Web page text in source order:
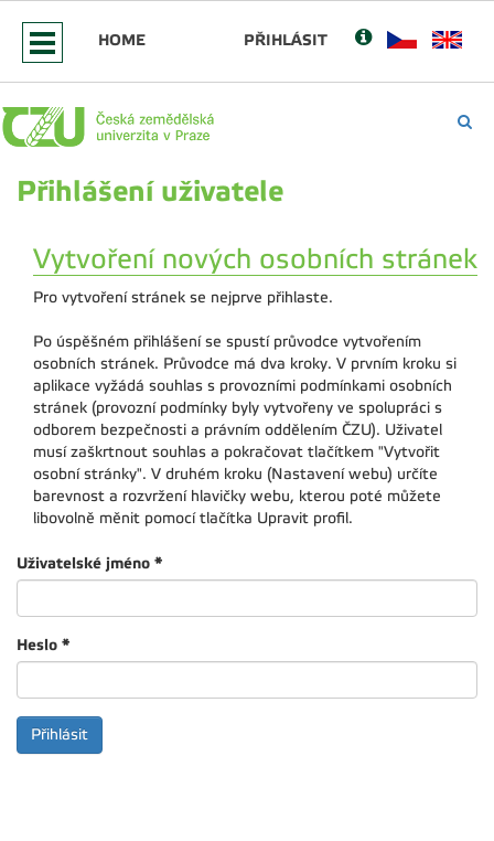
HOME PŘIHLÁSIT
Přihlášení uživatele
Vytvoření nových osobních stránek
Pro vytvoření stránek se nejprve přihlaste.
Po úspěšném přihlášení se spustí průvodce vytvořením
osobních stránek. Průvodce má dva kroky. V prvním kroku si
aplikace vyžádá souhlas s provozními podmínkami osobních
stránek (provozní podmínky byly vytvořeny ve spolupráci s
odborem bezpečnosti a právním oddělením ČZU). Uživatel
musí zaškrtnout souhlas a pokračovat tlačítkem "Vytvořit
osobní stránky". V druhém kroku (Nastavení webu) určíte
barevnost a rozvržení hlavičky webu, kterou poté můžete
libovolně měnit pomocí tlačítka Upravit profil.
Uživatelské jméno *
Heslo *